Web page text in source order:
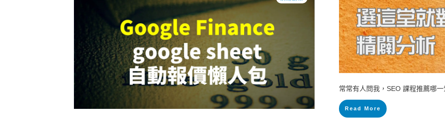
常常有人問我，SEO 課程推薦哪
Read More